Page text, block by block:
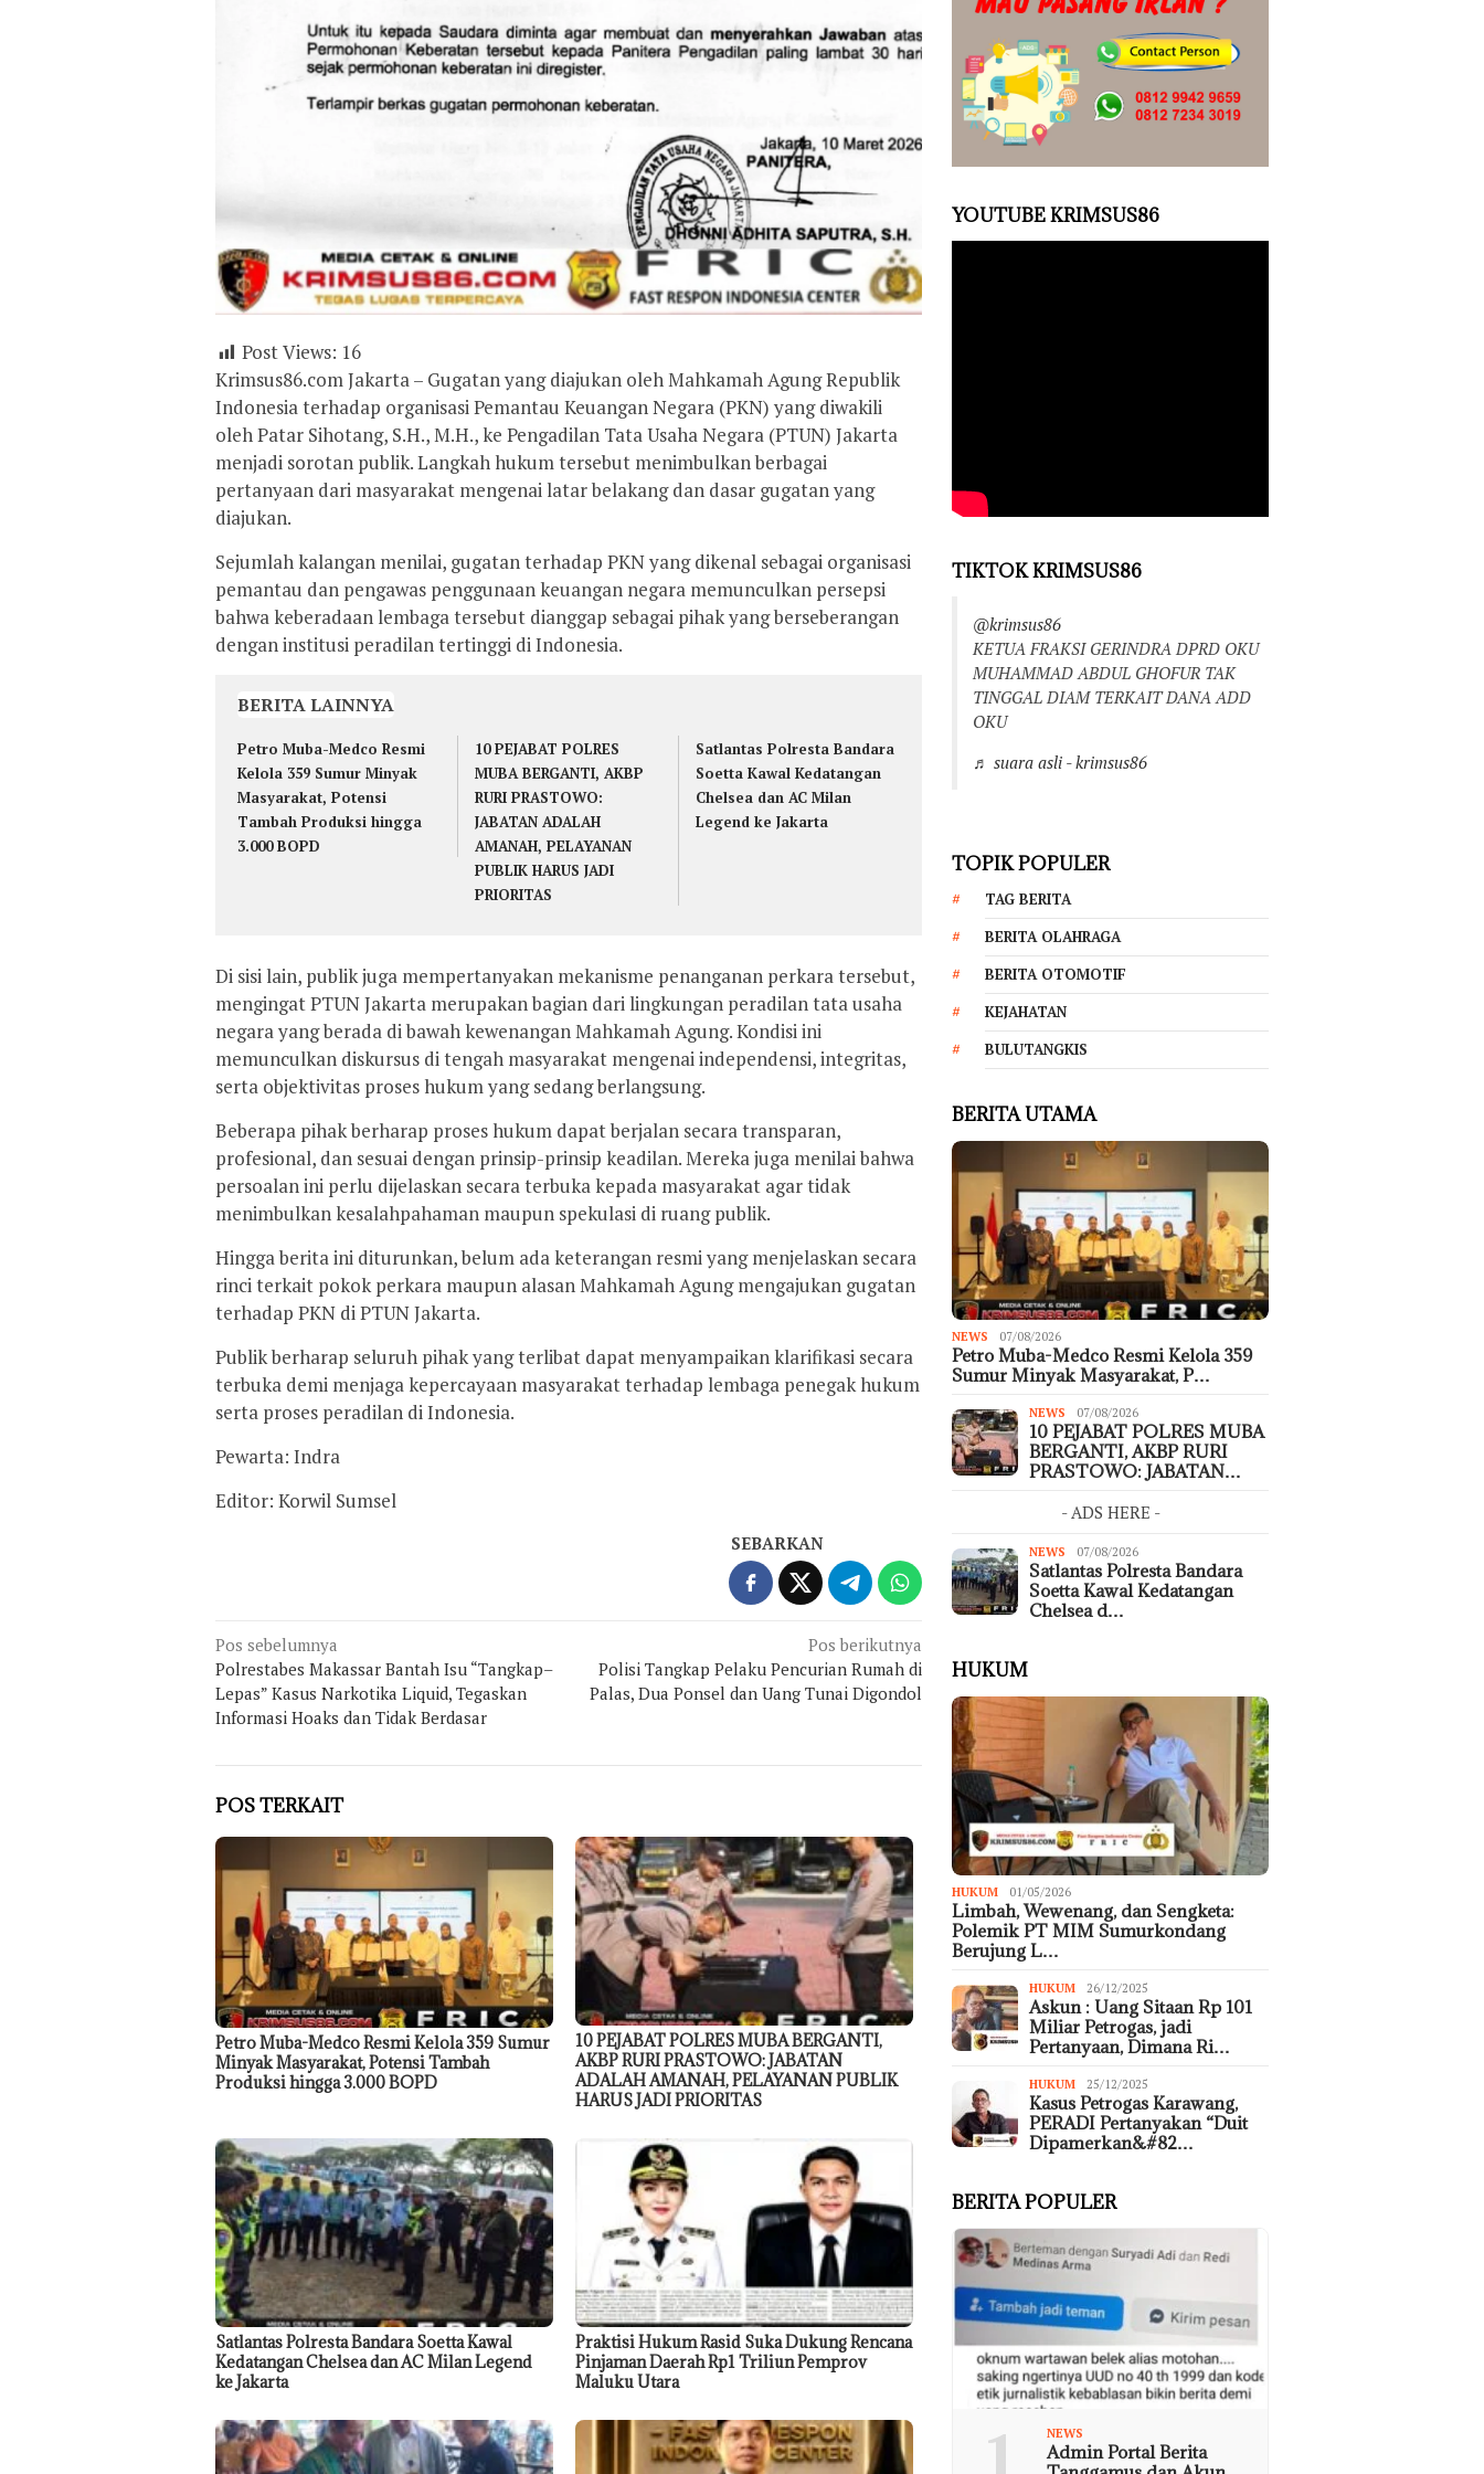
Post Views: 16
Krimsus86.com Jakarta – Gugatan yang diajukan oleh Mahkamah Agung Republik
Indonesia terhadap organisasi Pemantau Keuangan Negara (PKN) yang diwakili
oleh Patar Sihotang, S.H., M.H., ke Pengadilan Tata Usaha Negara (PTUN) Jakarta
menjadi sorotan publik. Langkah hukum tersebut menimbulkan berbagai
pertanyaan dari masyarakat mengenai latar belakang dan dasar gugatan yang
diajukan.
Sejumlah kalangan menilai, gugatan terhadap PKN yang dikenal sebagai organisasi
pemantau dan pengawas penggunaan keuangan negara memunculkan persepsi
bahwa keberadaan lembaga tersebut dianggap sebagai pihak yang berseberangan
dengan institusi peradilan tertinggi di Indonesia.
BERITA LAINNYA
Petro Muba-Medco Resmi
Kelola 359 Sumur Minyak
Masyarakat, Potensi
Tambah Produksi hingga
3.000 BOPD
10 PEJABAT POLRES
MUBA BERGANTI, AKBP
RURI PRASTOWO:
JABATAN ADALAH
AMANAH, PELAYANAN
PUBLIK HARUS JADI
PRIORITAS
Satlantas Polresta Bandara
Soetta Kawal Kedatangan
Chelsea dan AC Milan
Legend ke Jakarta
Di sisi lain, publik juga mempertanyakan mekanisme penanganan perkara tersebut,
mengingat PTUN Jakarta merupakan bagian dari lingkungan peradilan tata usaha
negara yang berada di bawah kewenangan Mahkamah Agung. Kondisi ini
memunculkan diskursus di tengah masyarakat mengenai independensi, integritas,
serta objektivitas proses hukum yang sedang berlangsung.
Beberapa pihak berharap proses hukum dapat berjalan secara transparan,
profesional, dan sesuai dengan prinsip-prinsip keadilan. Mereka juga menilai bahwa
persoalan ini perlu dijelaskan secara terbuka kepada masyarakat agar tidak
menimbulkan kesalahpahaman maupun spekulasi di ruang publik.
Hingga berita ini diturunkan, belum ada keterangan resmi yang menjelaskan secara
rinci terkait pokok perkara maupun alasan Mahkamah Agung mengajukan gugatan
terhadap PKN di PTUN Jakarta.
Publik berharap seluruh pihak yang terlibat dapat menyampaikan klarifikasi secara
terbuka demi menjaga kepercayaan masyarakat terhadap lembaga penegak hukum
serta proses peradilan di Indonesia.
Pewarta: Indra
Editor: Korwil Sumsel
SEBARKAN
Navigasi
pos
Pos sebelumnya
Polrestabes Makassar Bantah Isu “Tangkap–
Lepas” Kasus Narkotika Liquid, Tegaskan
Informasi Hoaks dan Tidak Berdasar
Pos berikutnya
Polisi Tangkap Pelaku Pencurian Rumah di
Palas, Dua Ponsel dan Uang Tunai Digondol
POS TERKAIT
Petro Muba-Medco Resmi Kelola 359 Sumur
Minyak Masyarakat, Potensi Tambah
Produksi hingga 3.000 BOPD
10 PEJABAT POLRES MUBA BERGANTI,
AKBP RURI PRASTOWO: JABATAN
ADALAH AMANAH, PELAYANAN PUBLIK
HARUS JADI PRIORITAS
Satlantas Polresta Bandara Soetta Kawal
Kedatangan Chelsea dan AC Milan Legend
ke Jakarta
Praktisi Hukum Rasid Suka Dukung Rencana
Pinjaman Daerah Rp1 Triliun Pemprov
Maluku Utara
YOUTUBE KRIMSUS86
TIKTOK KRIMSUS86
@krimsus86
KETUA FRAKSI GERINDRA DPRD OKU
MUHAMMAD ABDUL GHOFUR TAK
TINGGAL DIAM TERKAIT DANA ADD
OKU
♬ suara asli - krimsus86
TOPIK POPULER
TAG BERITA
BERITA OLAHRAGA
BERITA OTOMOTIF
KEJAHATAN
BULUTANGKIS
BERITA UTAMA
NEWS 07/08/2026
Petro Muba-Medco Resmi Kelola 359
Sumur Minyak Masyarakat, P…
NEWS 07/08/2026
10 PEJABAT POLRES MUBA
BERGANTI, AKBP RURI
PRASTOWO: JABATAN…
- ADS HERE -
NEWS 07/08/2026
Satlantas Polresta Bandara
Soetta Kawal Kedatangan
Chelsea d…
HUKUM
HUKUM 01/05/2026
Limbah, Wewenang, dan Sengketa:
Polemik PT MIM Sumurkondang
Berujung L…
HUKUM 26/12/2025
Askun : Uang Sitaan Rp 101
Miliar Petrogas, jadi
Pertanyaan, Dimana Ri…
HUKUM 25/12/2025
Kasus Petrogas Karawang,
PERADI Pertanyakan “Duit
Dipamerkan&#82…
BERITA POPULER
NEWS
Admin Portal Berita